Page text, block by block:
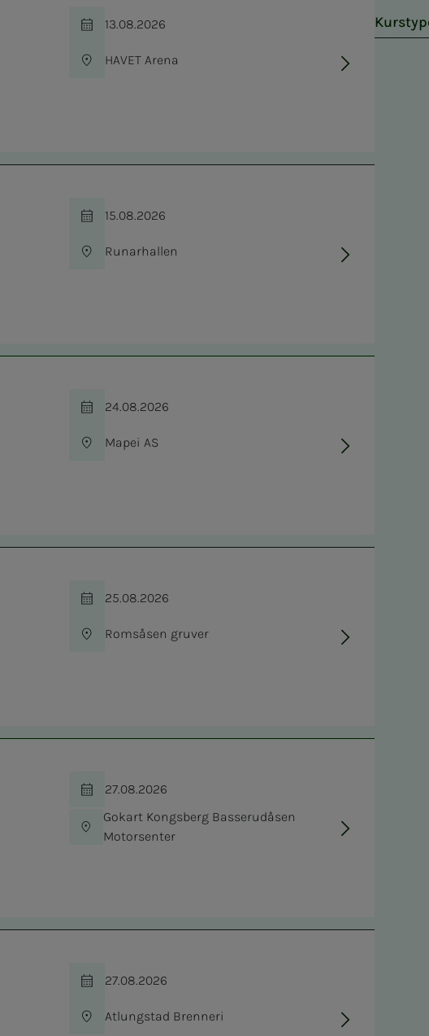
Tid
13.08.2026
Sted
HAVET Arena
Tid
15.08.2026
Sted
Runarhallen
Tid
24.08.2026
Sted
Mapei AS
Tid
25.08.2026
Sted
Romsåsen gruver
Tid
27.08.2026
Sted
Gokart Kongsberg Basserudåsen
Motorsenter
Tid
27.08.2026
Sted
Atlungstad Brenneri